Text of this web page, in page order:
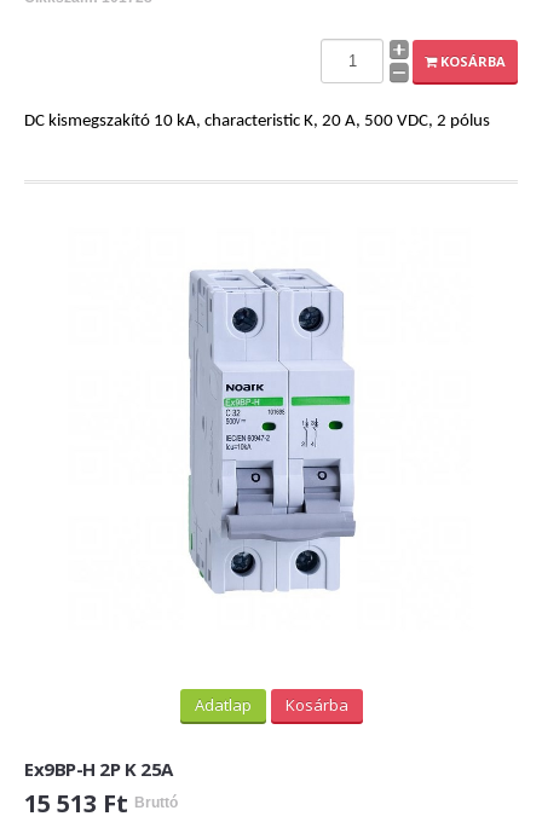
KOSÁRBA
DC kismegszakító 10 kA, characteristic K, 20 A, 500 VDC, 2 pólus
Adatlap Kosárba
Ex9BP-H 2P K 25A
15 513 Ft Bruttó